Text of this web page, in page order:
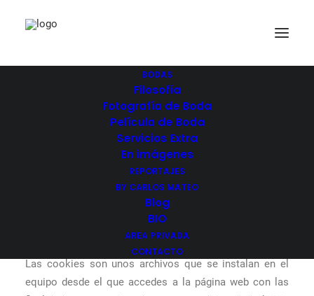
BODAS
Filosofía
Fotografía de Boda
Película de Boda
Servicios Extra
En imágenes
REPORTAJES
BY CARLOS MATEO
Blog
BIO
AREA PRIVADA
CONTACTO
Política de cookies
Home Política de cookies
Política de cookies
Las cookies son unos archivos que se instalan en el
equipo desde el que accedes a la página web con las